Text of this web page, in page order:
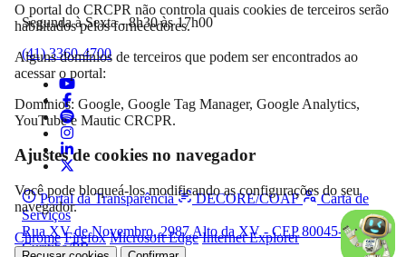
Segunda à Sexta - 8h30 às 17h00
(41) 3360-4700
Portal da Transparência DECORE/COAF
Carta de
Serviços
Rua XV de Novembro, 2987 Alto da XV - CEP 80045-340,
Curitiba/PR
O portal do CRCPR não controla quais cookies de terceiros serão
habilitados pelos fornecedores.
Alguns domínios de terceiros que podem ser encontrados ao
acessar o portal:
Domínios: Google, Google Tag Manager, Google Analytics,
YouTube e Mautic CRCPR.
Ajustes de cookies no navegador
Você pode bloqueá-los modificando as configurações do seu
navegador.
Chrome Firefox Microsoft Edge Internet Explorer